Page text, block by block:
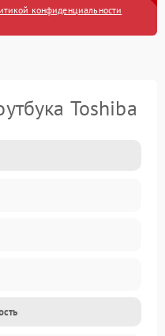
конфиденциальности
Toshiba